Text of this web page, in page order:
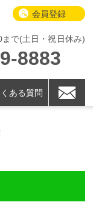
会員登録
で(土日・祝日休み)
8883
ある質問